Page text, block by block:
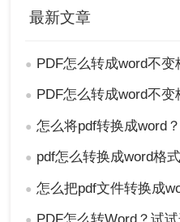
3、转换成功，点击打开即可
上面就是我想分享的PDF怎么
最新文章
● PDF怎么转成word不变
● PDF怎么转成word不
● 怎么将pdf转换成word？你
● pdf怎么转换成word格式
● 怎么把pdf文件转换成